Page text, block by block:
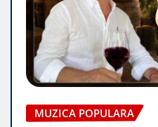
MUZICA POPULARA